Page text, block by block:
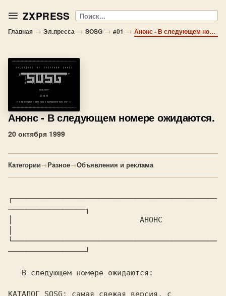
ZXPRESS Поиск
Главная → Эл.пресса → SOSG → #01 → Анонс - В следующем номере ожидаются.
Анонс- В следующем номере ожидаются.
20 октября 1999
Категории→Разное→Объявления и реклама
┌─────────────────────────────────────────────
─────────────────┐
│                            АНОНС
└─────────────────────────────────────────────
─────────────────┘
КАТАЛОГ SOSG: самая свежая версия, с